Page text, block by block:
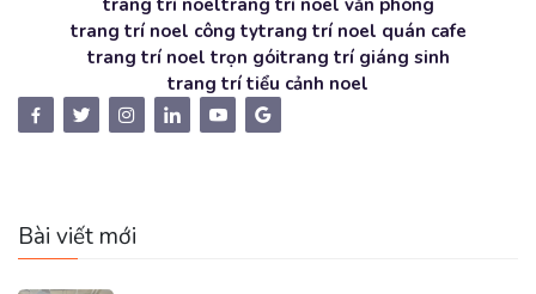
trang trí noel công tytrang trí noel quán cafe
trang trí noel trọn góitrang trí giáng sinh
trang trí tiểu cảnh noel
Bài viết mới